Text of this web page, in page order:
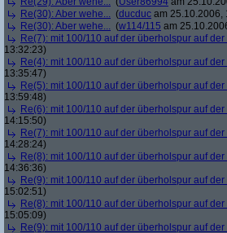
Re(30): Aber wehe... (ducduc am 25.10.2006,
Re(30): Aber wehe... (w114/115 am
Re(7): mit 100/110 auf der überholspur auf
13:32:23)
Re(4): mit 100/110 auf der überholspur auf
13:35:47)
Re(5): mit 100/110 auf der überholspur auf
13:59:48)
Re(6): mit 100/110 auf der überholspur auf
14:15:50)
Re(7): mit 100/110 auf der überholspur auf
14:28:24)
Re(8): mit 100/110 auf der überholspur auf
14:36:36)
Re(9): mit 100/110 auf der überholspur auf
15:02:51)
Re(8): mit 100/110 auf der überholspur auf
15:05:09)
Re(9): mit 100/110 auf der überholspur auf